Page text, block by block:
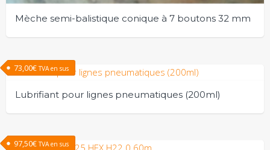
Mèche semi-balistique conique à 7 boutons 32 mm
Lubrifiant pour lignes pneumatiques (200ml)
73,00€ TVA en sus
97,50€ TVA en sus